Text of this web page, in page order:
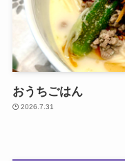
おうちごはん
2026.7.31